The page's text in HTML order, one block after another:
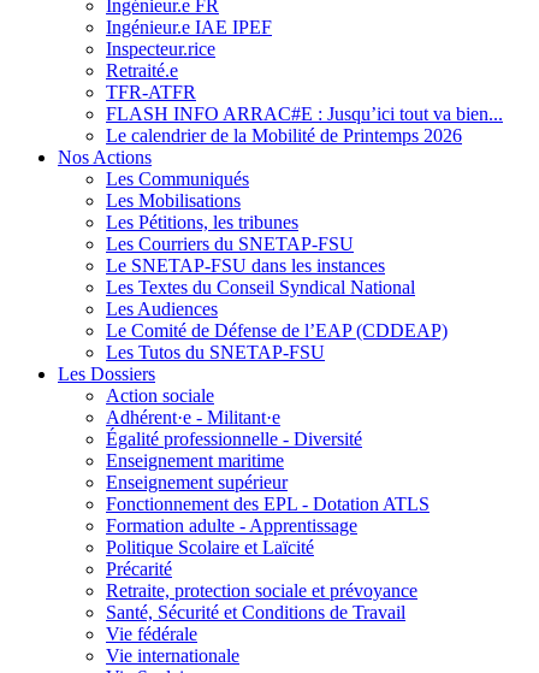
Ingénieur.e FR
Ingénieur.e IAE IPEF
Inspecteur.rice
Retraité.e
TFR-ATFR
FLASH INFO ARRAC#E : Jusqu’ici tout va bien...
Le calendrier de la Mobilité de Printemps 2026
Nos Actions
Les Communiqués
Les Mobilisations
Les Pétitions, les tribunes
Les Courriers du SNETAP-FSU
Le SNETAP-FSU dans les instances
Les Textes du Conseil Syndical National
Les Audiences
Le Comité de Défense de l’EAP (CDDEAP)
Les Tutos du SNETAP-FSU
Les Dossiers
Action sociale
Adhérent·e - Militant·e
Égalité professionnelle - Diversité
Enseignement maritime
Enseignement supérieur
Fonctionnement des EPL - Dotation ATLS
Formation adulte - Apprentissage
Politique Scolaire et Laïcité
Précarité
Retraite, protection sociale et prévoyance
Santé, Sécurité et Conditions de Travail
Vie fédérale
Vie internationale